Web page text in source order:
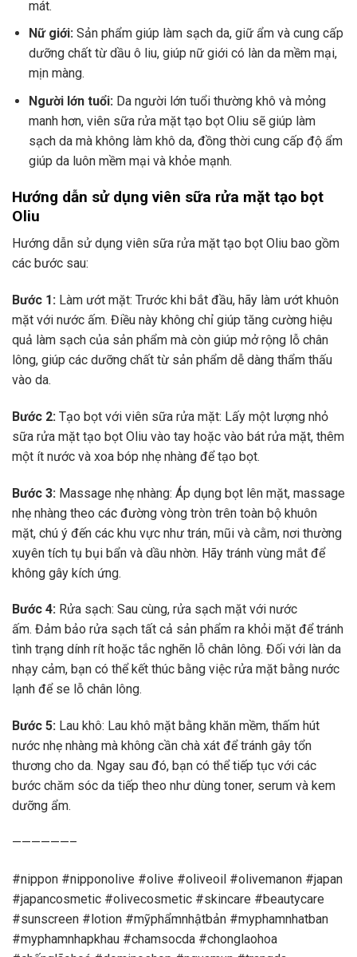
mát.
Nữ giới:Sản phẩm giúp làm sạch da, giữ ẩm và cung cấp
dưỡng chất từ dầu ô liu, giúp nữ giới có làn da mềm mại,
mịn màng.
Người lớn tuổi: Da người lớn tuổi thường khô và mỏng
manh hơn, viên sữa rửa mặt tạo bọt Oliu sẽ giúp làm
sạch da mà không làm khô da, đồng thời cung cấp độ ẩm
giúp da luôn mềm mại và khỏe mạnh.
Hướng dẫn sử dụng viên sữa rửa mặt tạo bọt
Oliu
Hướng dẫn sử dụng viên sữa rửa mặt tạo bọt Oliu bao gồm
các bước sau:
Bước 1: Làm ướt mặt: Trước khi bắt đầu, hãy làm ướt khuôn
mặt với nước ấm. Điều này không chỉ giúp tăng cường hiệu
quả làm sạch của sản phẩm mà còn giúp mở rộng lỗ chân
lông, giúp các dưỡng chất từ sản phẩm dễ dàng thẩm thấu
vào da.
Bước 2: Tạo bọt với viên sữa rửa mặt: Lấy một lượng nhỏ
sữa rửa mặt tạo bọt Oliu vào tay hoặc vào bát rửa mặt, thêm
một ít nước và xoa bóp nhẹ nhàng để tạo bọt.
Bước 3: Massage nhẹ nhàng: Áp dụng bọt lên mặt, massage
nhẹ nhàng theo các đường vòng tròn trên toàn bộ khuôn
mặt, chú ý đến các khu vực như trán, mũi và cằm, nơi thường
xuyên tích tụ bụi bẩn và dầu nhờn. Hãy tránh vùng mắt để
không gây kích ứng.
Bước 4: Rửa sạch: Sau cùng, rửa sạch mặt với nước
ấm. Đảm bảo rửa sạch tất cả sản phẩm ra khỏi mặt để tránh
tình trạng dính rít hoặc tắc nghẽn lỗ chân lông. Đối với làn da
nhạy cảm, bạn có thể kết thúc bằng việc rửa mặt bằng nước
lạnh để se lỗ chân lông.
Bước 5: Lau khô: Lau khô mặt bằng khăn mềm, thấm hút
nước nhẹ nhàng mà không cần chà xát để tránh gây tổn
thương cho da. Ngay sau đó, bạn có thể tiếp tục với các
bước chăm sóc da tiếp theo như dùng toner, serum và kem
dưỡng ẩm.
——————–
#nippon #nipponolive #olive #oliveoil #olivemanon #japan
#japancosmetic #olivecosmetic #skincare #beautycare
#sunscreen #lotion #mỹphẩmnhậtbản #myphamnhatban
#myphamnhapkhau #chamsocda #chonglaohoa